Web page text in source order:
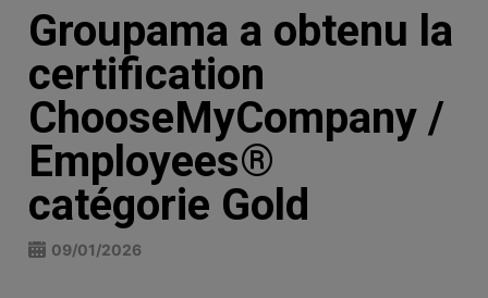
Groupama a obtenu la
certification
ChooseMyCompany /
Employees®
catégorie Gold
09/01/2026